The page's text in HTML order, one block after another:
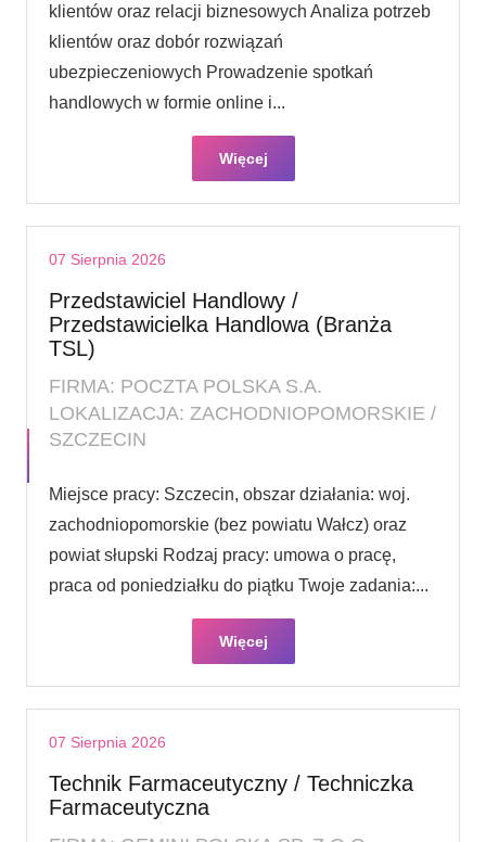
klientów oraz relacji biznesowych Analiza potrzeb
klientów oraz dobór rozwiązań
ubezpieczeniowych Prowadzenie spotkań
handlowych w formie online i...
Więcej
07 Sierpnia 2026
Przedstawiciel Handlowy /
Przedstawicielka Handlowa (Branża
TSL)
FIRMA: POCZTA POLSKA S.A.
LOKALIZACJA: ZACHODNIOPOMORSKIE /
SZCZECIN
Miejsce pracy: Szczecin, obszar działania: woj.
zachodniopomorskie (bez powiatu Wałcz) oraz
powiat słupski Rodzaj pracy: umowa o pracę,
praca od poniedziałku do piątku Twoje zadania:...
Więcej
07 Sierpnia 2026
Technik Farmaceutyczny / Techniczka
Farmaceutyczna